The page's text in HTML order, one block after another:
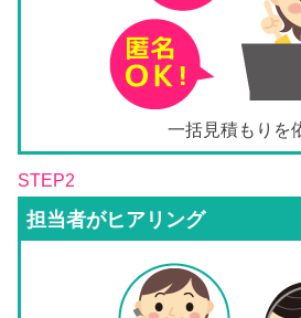
一括見積もりを
STEP2
担当者がヒアリング